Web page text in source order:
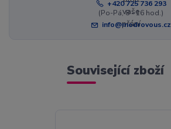
+420 725 736 293
(Po-Pá, 8 - 16 hod.)
info@modrovous.cz
Související zboží